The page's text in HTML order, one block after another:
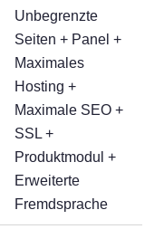
Unbegrenzte
Seiten + Panel +
Maximales
Hosting +
Maximale SEO +
SSL +
Produktmodul +
Erweiterte
Fremdsprache